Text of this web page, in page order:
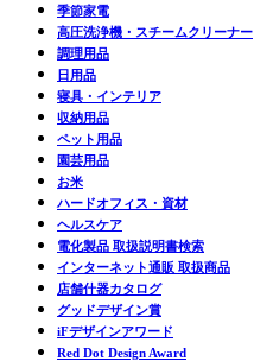
季節家電
高圧洗浄機・スチームクリーナー
調理用品
日用品
寝具・インテリア
収納用品
ペット用品
園芸用品
お米
ハードオフィス・資材
ヘルスケア
電化製品 取扱説明書検索
インターネット通販 取扱商品
店舗什器カタログ
グッドデザイン賞
iFデザインアワード
Red Dot Design Award